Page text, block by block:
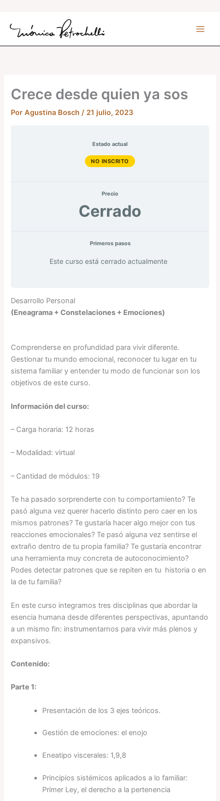
contenido
Crece desde quien ya sos
PorAgustina Bosch/ 21 julio, 2023
Estado actual
NO INSCRITO
Precio
Cerrado
Primeros pasos
Este curso está cerrado actualmente
Desarrollo Personal
(Eneagrama + Constelaciones + Emociones)
Comprenderse en profundidad para vivir diferente.
Gestionar tu mundo emocional, reconocer tu lugar en tu
sistema familiar y entender tu modo de funcionar son los
objetivos de este curso.
Información del curso:
– Carga horaria: 12 horas
– Modalidad: virtual
– Cantidad de módulos: 19
Te ha pasado sorprenderte con tu comportamiento? Te
pasó alguna vez querer hacerlo distinto pero caer en los
mismos patrones? Te gustaría hacer algo mejor con tus
reacciones emocionales? Te pasó alguna vez sentirse el
extraño dentro de tu propia familia? Te gustaría encontrar
una herramienta muy concreta de autoconocimiento?
Podes detectar patrones que se repiten en tu historia o en
la de tu familia?
En este curso integramos tres disciplinas que abordar la
esencia humana desde diferentes perspectivas, apuntando
a un mismo fin: instrumentarnos para vivir más plenos y
expansivos.
Contenido:
Parte 1:
Presentación de los 3 ejes teóricos.
Gestión de emociones: el enojo
Eneatipo viscerales: 1,9,8
Principios sistémicos aplicados a lo familiar:
Primer Ley, el derecho a la pertenencia